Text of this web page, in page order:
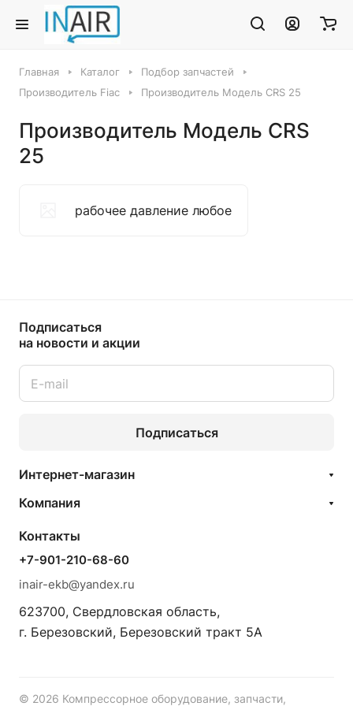
Главная Каталог
Подбор запчастей
Производитель Fiac
Производитель Модель CRS 25
Производитель Модель CRS
25
рабочее давление любое
Подписаться
на новости и акции
Подписаться
Интернет-магазин
Компания
Контакты
+7-901-210-68-60
inair-ekb@yandex.ru
623700, Свердловская область,
г. Березовский, Березовский тракт 5А
© 2026 Компрессорное оборудование, запчасти,